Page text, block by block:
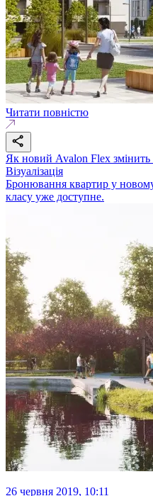
Читати повністю
Як новий Avalon Flex змінить
Візуалізація
Бронювання квартир у
класу уже доступне.
26 червня 2019, 10:11